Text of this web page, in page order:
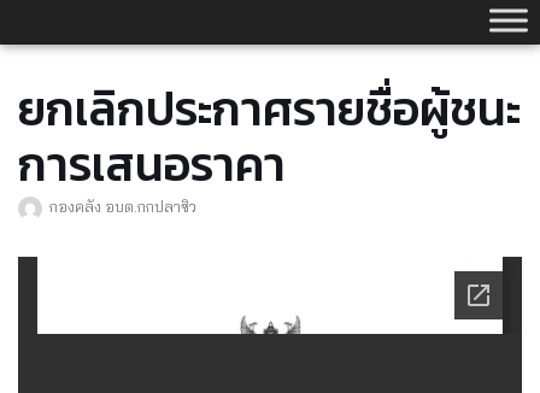
to
ยกเลิกประกาศรายชื่อผู้ชนะ
การเสนอราคา
กองคลัง อบต.กกปลาซิว